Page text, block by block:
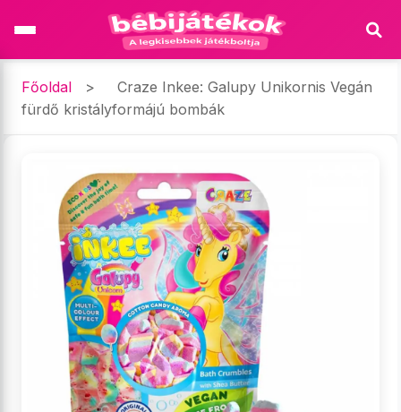
Főoldal >
Craze Inkee: Galupy Unikornis Vegán
fürdő kristályformájú bombák